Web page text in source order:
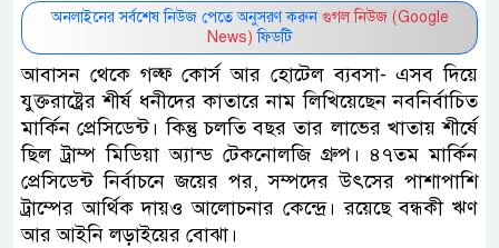
অনলাইনের সর্বশেষ নিউজ পেতে অনুসরণ করুন গুগল নিউজ (Google
News) ফিডটি
আবাসন থেকে গল্ফ কোর্স আর হোটেল ব্যবসা- এসব দিয়ে
যুক্তরাষ্ট্রের শীর্ষ ধনীদের কাতারে নাম লিখিয়েছেন নবনির্বাচিত
মার্কিন প্রেসিডেন্ট। কিন্তু চলতি বছর তার লাভের খাতায় শীর্ষে
ছিল ট্রাম্প মিডিয়া অ্যান্ড টেকনোলজি গ্রুপ। ৪৭তম মার্কিন
প্রেসিডেন্ট নির্বাচনে জয়ের পর, সম্পদের উৎসের পাশাপাশি
ট্রাম্পের আর্থিক দায়ও আলোচনার কেন্দ্রে। রয়েছে বন্ধকী ঋণ
আর আইনি লড়াইয়ের বোঝা।